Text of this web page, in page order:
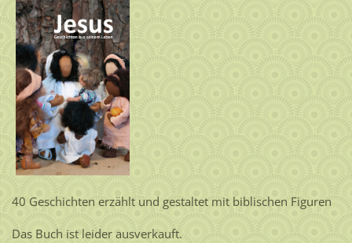
40 Geschichten erzählt und gestaltet mit biblischen Figuren
Das Buch ist leider ausverkauft.